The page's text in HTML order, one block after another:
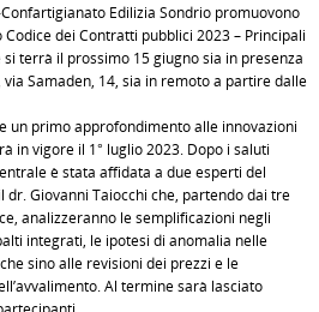
Edilizia Sondrio promuovono
dei Contratti pubblici 2023 – Principali
terrà il prossimo 15 giugno sia in presenza
via Samaden, 14, sia in remoto a partire dalle
un primo approfondimento alle innovazioni
in vigore il 1° luglio 2023. Dopo i saluti
è stata affidata a due esperti del
Giovanni Taiocchi che, partendo dai tre
analizzeranno le semplificazioni negli
integrati, le ipotesi di anomalia nelle
sino alle revisioni dei prezzi e le
Al termine sarà lasciato